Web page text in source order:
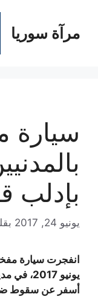
المحتوىمرآة سوريا
سيارة
بإدلب
يونيو 24, 2017
يونيو
أسفر عن سقوط